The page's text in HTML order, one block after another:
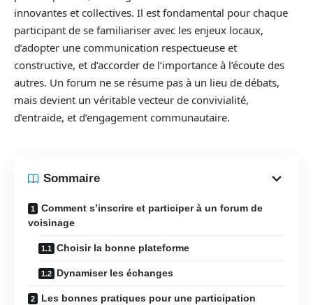
innovantes et collectives. Il est fondamental pour chaque
participant de se familiariser avec les enjeux locaux,
d’adopter une communication respectueuse et
constructive, et d’accorder de l’importance à l’écoute des
autres. Un forum ne se résume pas à un lieu de débats,
mais devient un véritable vecteur de convivialité,
d’entraide, et d’engagement communautaire.
Sommaire
Comment s’inscrire et participer à un forum de
voisinage
Choisir la bonne plateforme
Dynamiser les échanges
Les bonnes pratiques pour une participation